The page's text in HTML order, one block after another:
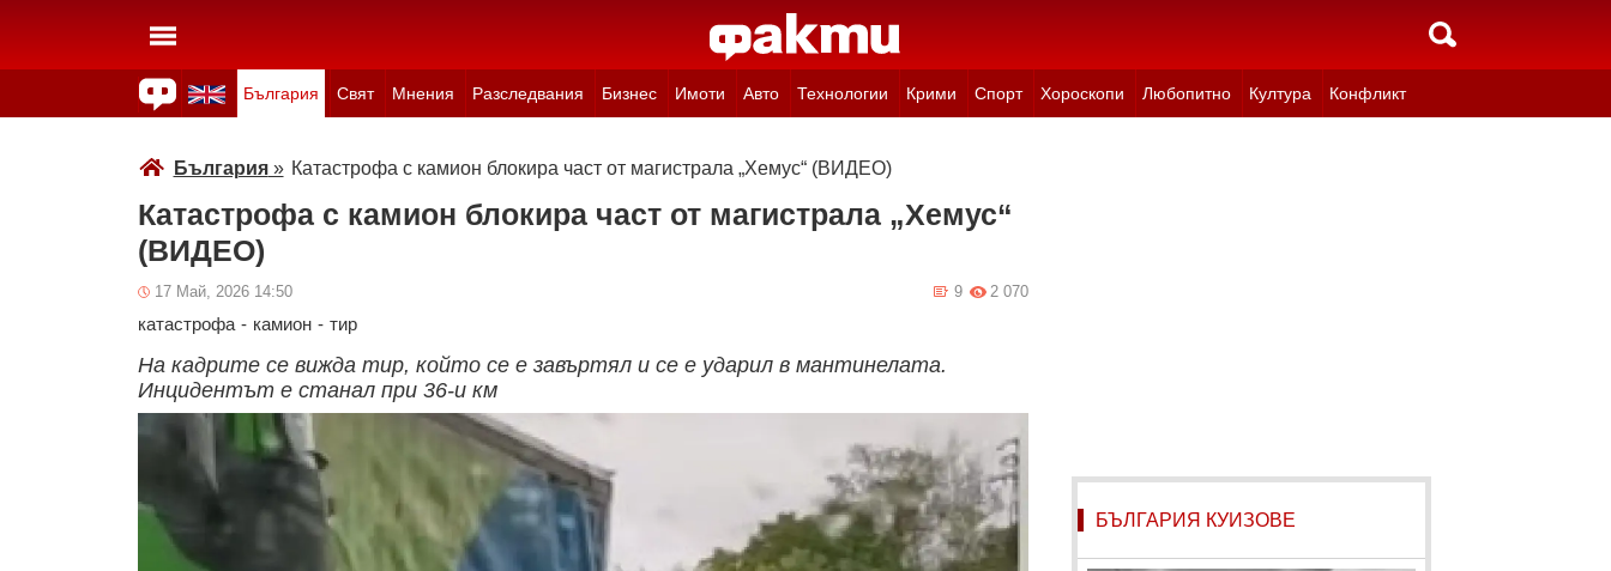
България Свят Мнения Разследвания Бизнес Имоти Авто Технологии Крими Спорт Хороскопи Любопитно Култура Конфликт
България» Катастрофа с камион блокира част от магистрала „Хемус“ (ВИДЕО)
Катастрофа с камион блокира част от магистрала „Хемус“
(ВИДЕО)
17 Май, 2026 14:50 2 070
9
катастрофа - камион - тир
На кадрите се вижда тир, който се е завъртял и се е ударил в мантинелата.
Инцидентът е станал при 36-и км
БЪЛГАРИЯ КУИЗОВЕ